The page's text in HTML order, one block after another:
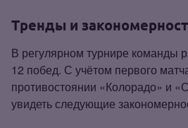
Тренды и
В регулярном турнире команды
12 побед. С учётом первого
противостоянии «Колорадо» и
увидеть следующие